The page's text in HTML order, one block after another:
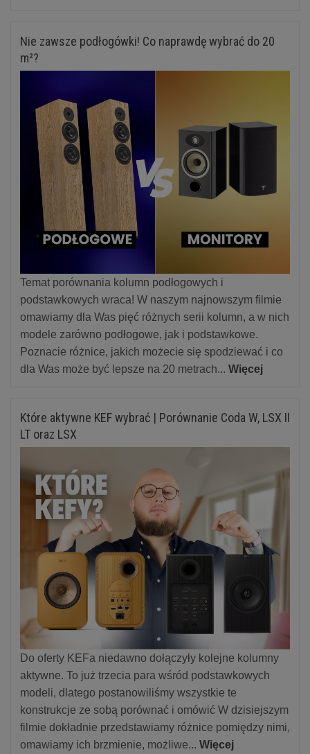
Nie zawsze podłogówki! Co naprawdę wybrać do 20
m²?
Temat porównania kolumn podłogowych i
podstawkowych wraca! W naszym najnowszym filmie
omawiamy dla Was pięć różnych serii kolumn, a w nich
modele zarówno podłogowe, jak i podstawkowe.
Poznacie różnice, jakich możecie się spodziewać i co
dla Was może być lepsze na 20 metrach... Więcej
Które aktywne KEF wybrać | Porównanie Coda W, LSX II
LT oraz LSX
Do oferty KEFa niedawno dołączyły kolejne kolumny
aktywne. To już trzecia para wśród podstawkowych
modeli, dlatego postanowiliśmy wszystkie te
konstrukcje ze sobą porównać i omówić W dzisiejszym
filmie dokładnie przedstawiamy różnice pomiędzy nimi,
omawiamy ich brzmienie, możliwe... Więcej